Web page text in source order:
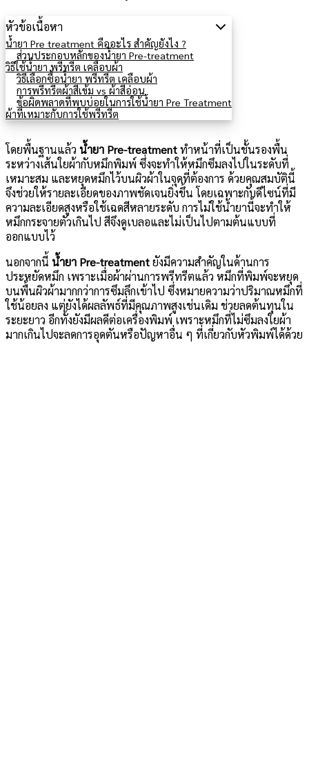
หัวข้อเนื้อหา
น้ำยา Pre treatment คืออะไร สำคัญยังไง ?
ส่วนประกอบหลักของน้ำยา Pre-treatment
วิธีใช้น้ำยา พรีทรีต เคลือบผ้า
วิธีเลือกซื้อน้ำยา พรีทรีต เคลือบผ้า
การพรีทรีตผ้าสีเข้ม vs ผ้าสีอ่อน
ข้อผิดพลาดที่พบบ่อยในการใช้น้ำยา Pre Treatment
ผ้าที่เหมาะกับการใช้พรีทรีต
โดยพื้นฐานแล้ว น้ำยา Pre-treatmentทำหน้าที่เป็นชั้นรองพื้น
ระหว่างเส้นใยผ้ากับหมึกพิมพ์ ซึ่งจะทำให้หมึกซึมลงไปในระดับที่
เหมาะสม และหยุดหมึกไว้บนผิวผ้าในจุดที่ต้องการ ด้วยคุณสมบัตินี้
จึงช่วยให้รายละเอียดของภาพชัดเจนยิ่งขึ้น โดยเฉพาะกับดีไซน์ที่มี
ความละเอียดสูงหรือใช้เฉดสีหลายระดับ การไม่ใช้น้ำยานี้จะทำให้
หมึกกระจายตัวเกินไป สีจึงดูเบลอและไม่เป็นไปตามต้นแบบที่
ออกแบบไว้
นอกจากนี้ น้ำยา Pre-treatmentยังมีความสำคัญในด้านการ
ประหยัดหมึก เพราะเมื่อผ้าผ่านการพรีทรีตแล้ว หมึกที่พิมพ์จะหยุด
บนพื้นผิวผ้ามากกว่าการซึมลึกเข้าไป ซึ่งหมายความว่าปริมาณหมึกที่
ใช้น้อยลง แต่ยังได้ผลลัพธ์ที่มีคุณภาพสูงเช่นเดิม ช่วยลดต้นทุนใน
ระยะยาว อีกทั้งยังมีผลดีต่อเครื่องพิมพ์ เพราะหมึกที่ไม่ซึมลงใยผ้า
มากเกินไปจะลดการอุดตันหรือปัญหาอื่น ๆ ที่เกี่ยวกับหัวพิมพ์ได้ด้วย